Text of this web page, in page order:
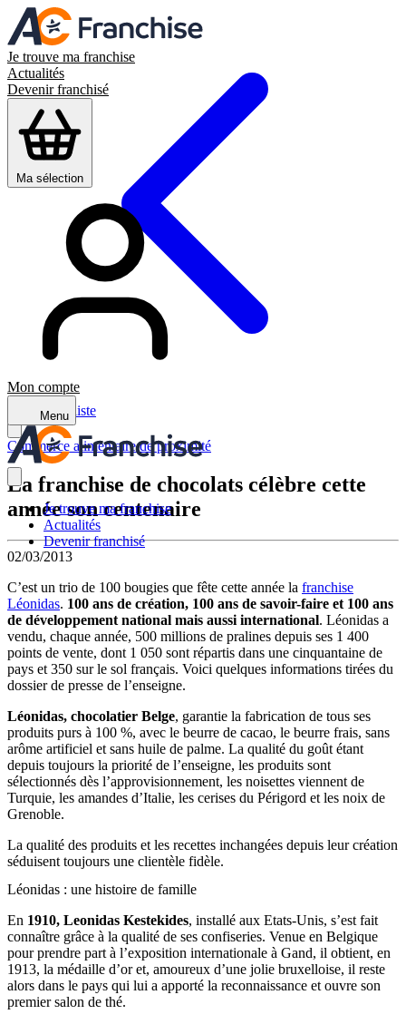
Je trouve ma franchise
Actualités
Devenir franchisé
Ma sélection
Mon compte
Menu
Je trouve ma franchise
Actualités
Devenir franchisé
Retour à la liste
Commerce alimentaire de proximité
La franchise de chocolats célèbre cette
année son centenaire
02/03/2013
C’est un trio de 100 bougies que fête cette année la franchise
Léonidas. 100 ans de création, 100 ans de savoir-faire et 100 ans
de développement national mais aussi international. Léonidas a
vendu, chaque année, 500 millions de pralines depuis ses 1 400
points de vente, dont 1 050 sont répartis dans une cinquantaine de
pays et 350 sur le sol français. Voici quelques informations tirées du
dossier de presse de l’enseigne.
Léonidas, chocolatier Belge, garantie la fabrication de tous ses
produits purs à 100 %, avec le beurre de cacao, le beurre frais, sans
arôme artificiel et sans huile de palme. La qualité du goût étant
depuis toujours la priorité de l’enseigne, les produits sont
sélectionnés dès l’approvisionnement, les noisettes viennent de
Turquie, les amandes d’Italie, les cerises du Périgord et les noix de
Grenoble.
La qualité des produits et les recettes inchangées depuis leur création
séduisent toujours une clientèle fidèle.
Léonidas : une histoire de famille
En 1910, Leonidas Kestekides, installé aux Etats-Unis, s’est fait
connaître grâce à la qualité de ses confiseries. Venue en Belgique
pour prendre part à l’exposition internationale à Gand, il obtient, en
1913, la médaille d’or et, amoureux d’une jolie bruxelloise, il reste
alors dans le pays qui lui a apporté la reconnaissance et ouvre son
premier salon de thé.